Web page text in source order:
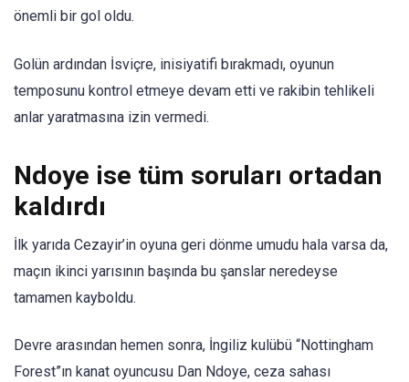
önemli bir gol oldu.
Golün ardından İsviçre, inisiyatifi bırakmadı, oyunun
temposunu kontrol etmeye devam etti ve rakibin tehlikeli
anlar yaratmasına izin vermedi.
Ndoye ise tüm soruları ortadan
kaldırdı
İlk yarıda Cezayir’in oyuna geri dönme umudu hala varsa da,
maçın ikinci yarısının başında bu şanslar neredeyse
tamamen kayboldu.
Devre arasından hemen sonra, İngiliz kulübü “Nottingham
Forest”ın kanat oyuncusu Dan Ndoye, ceza sahası